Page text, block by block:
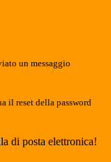
un messaggio
il reset della password
di posta elettronica!